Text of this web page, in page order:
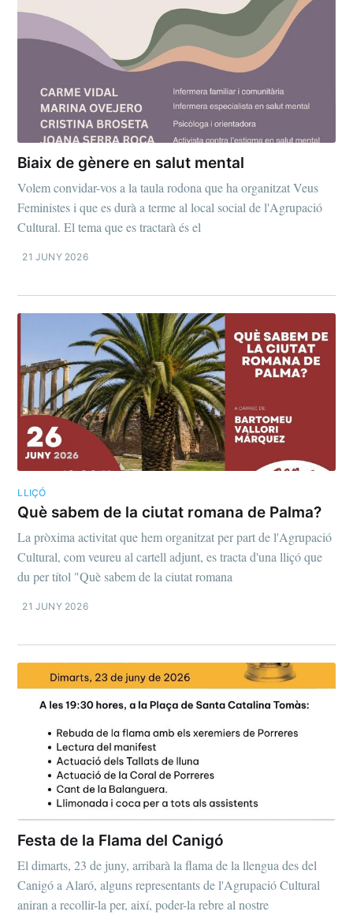
Biaix de gènere en salut mental
Volem convidar-vos a la taula rodona que ha organitzat Veus
Feministes i que es durà a terme al local social de l'Agrupació
Cultural. El tema que es tractarà és el
21 JUNY 2026
LLIÇÓ
Què sabem de la ciutat romana de Palma?
La pròxima activitat que hem organitzat per part de l'Agrupació
Cultural, com veureu al cartell adjunt, es tracta d'una lliçó que
du per títol "Què sabem de la ciutat romana
21 JUNY 2026
Festa de la Flama del Canigó
El dimarts, 23 de juny, arribarà la flama de la llengua des del
Canigó a Alaró, alguns representants de l'Agrupació Cultural
aniran a recollir-la per, així, poder-la rebre al nostre